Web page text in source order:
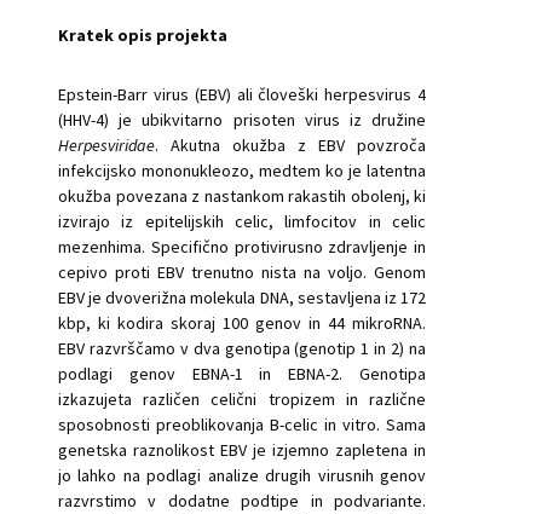
Kratek opis projekta
Epstein-Barr virus (EBV) ali človeški herpesvirus 4
(HHV-4) je ubikvitarno prisoten virus iz družine
Herpesviridae. Akutna okužba z EBV povzroča
infekcijsko mononukleozo, medtem ko je latentna
okužba povezana z nastankom rakastih obolenj, ki
izvirajo iz epitelijskih celic, limfocitov in celic
mezenhima. Specifično protivirusno zdravljenje in
cepivo proti EBV trenutno nista na voljo. Genom
EBV je dvoverižna molekula DNA, sestavljena iz 172
kbp, ki kodira skoraj 100 genov in 44 mikroRNA.
EBV razvrščamo v dva genotipa (genotip 1 in 2) na
podlagi genov EBNA-1 in EBNA-2. Genotipa
izkazujeta različen celični tropizem in različne
sposobnosti preoblikovanja B-celic in vitro. Sama
genetska raznolikost EBV je izjemno zapletena in
jo lahko na podlagi analize drugih virusnih genov
razvrstimo v dodatne podtipe in podvariante.